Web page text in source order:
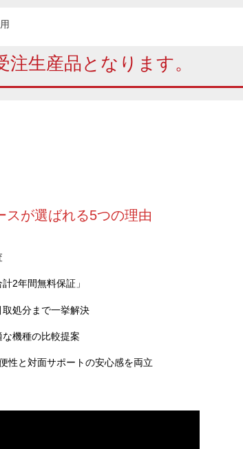
注生産品となります。
スが選ばれる5つの理由
2年間無料保証」
処分まで一挙解決
機種の比較提案
性と対面サポートの安心感を両立